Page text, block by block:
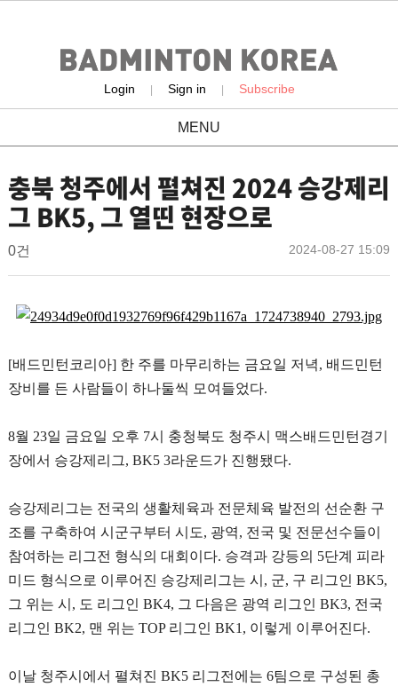
Login Sign in Subscribe
MENU
news
충북 청주에서 펼쳐진 2024 승강제리
그 BK5, 그 열띤 현장으로
작
배
드
턴
리
아
댓
0건
작
2024-08-27 15:09
본
[배드민턴코리아] 한 주를 마무리하는 금요일 저녁, 배드민턴
장비를 든 사람들이 하나둘씩 모여들었다.
8월 23일 금요일 오후 7시 충청북도 청주시 맥스배드민턴경기
장에서 승강제리그, BK5 3라운드가 진행됐다.
승강제리그는 전국의 생활체육과 전문체육 발전의 선순환 구
조를 구축하여 시군구부터 시도, 광역, 전국 및 전문선수들이
참여하는 리그전 형식의 대회이다. 승격과 강등의 5단계 피라
미드 형식으로 이루어진 승강제리그는 시 , 군, 구 리그인 BK5,
그 위는 시 , 도 리그인 BK4, 그 다음은 광역 리그인 BK3, 전국
리그인 BK2, 맨 위는 TOP 리그인 BK1, 이렇게 이루어진다.
이날 청주시에서 펼쳐진 BK5 리그전에는 6팀으로 구성된 총